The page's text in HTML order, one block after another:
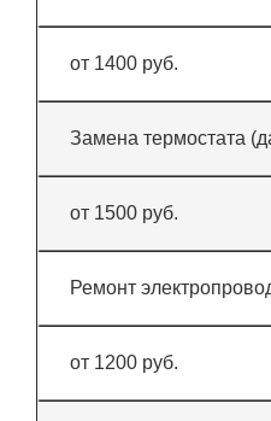
от 1400 руб.
Замена термостата
от 1500 руб.
Ремонт
от 1200 руб.